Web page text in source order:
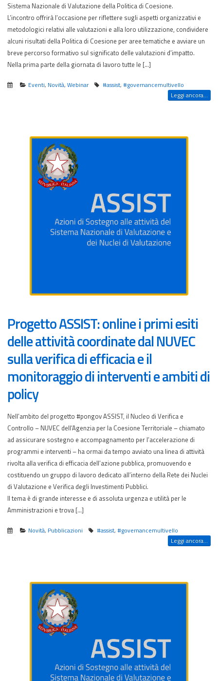
Sistema Nazionale di Valutazione della Politica di Coesione.
L’incontro offrirà l’occasione per riflettere sugli aspetti organizzativi e
metodologici relativi alle valutazioni e alla loro utilizzazione, condividere
alcuni risultati della Politica di Coesione per aree tematiche e avviare un
breve percorso formativo sul significato delle valutazioni d’impatto.
Nella prima parte della giornata di lavoro tutte le […]
Eventi, Novità,Webinar #assist,#governancemultivello
Leggi ancora...
Progetto ASSIST: online i primi esiti
delle attività coordinate dal NUVEC
sulla verifica di efficacia e il
monitoraggio di interventi e ambiti di
policy
Nell’ambito del progetto #pongov ASSIST, il Nucleo di Verifica e
Controllo – NUVEC dell’Agenzia per la Coesione Territoriale – chiamato
ad assicurare sostegno e accompagnamento per l’accelerazione di
programmi e interventi – ha ormai da tempo avviato una linea di attività
rivolta alla verifica di efficacia dell’azione pubblica, promuovendo e
costituendo un gruppo di lavoro dedicato all’interno della Rete dei Nuclei
di Valutazione e Verifica degli Investimenti Pubblici.
Il tema è di grande interesse e di assoluta urgenza e utilità per le
Amministrazioni e trova […]
Novità, Pubblicazioni #assist,#governancemultivello
Leggi ancora...